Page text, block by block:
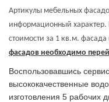
Артикулы мебельных
информационный характер.
стоимости за 1 кв.м.
фасадов необходимо
Воспользовавшись
высококачественные
изготовления 5 рабочих